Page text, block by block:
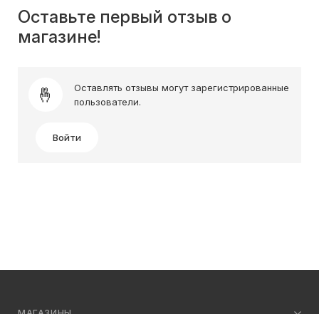
Оставьте первый отзыв о
магазине!
Оставлять отзывы могут зарегистрированные
пользователи.
Войти